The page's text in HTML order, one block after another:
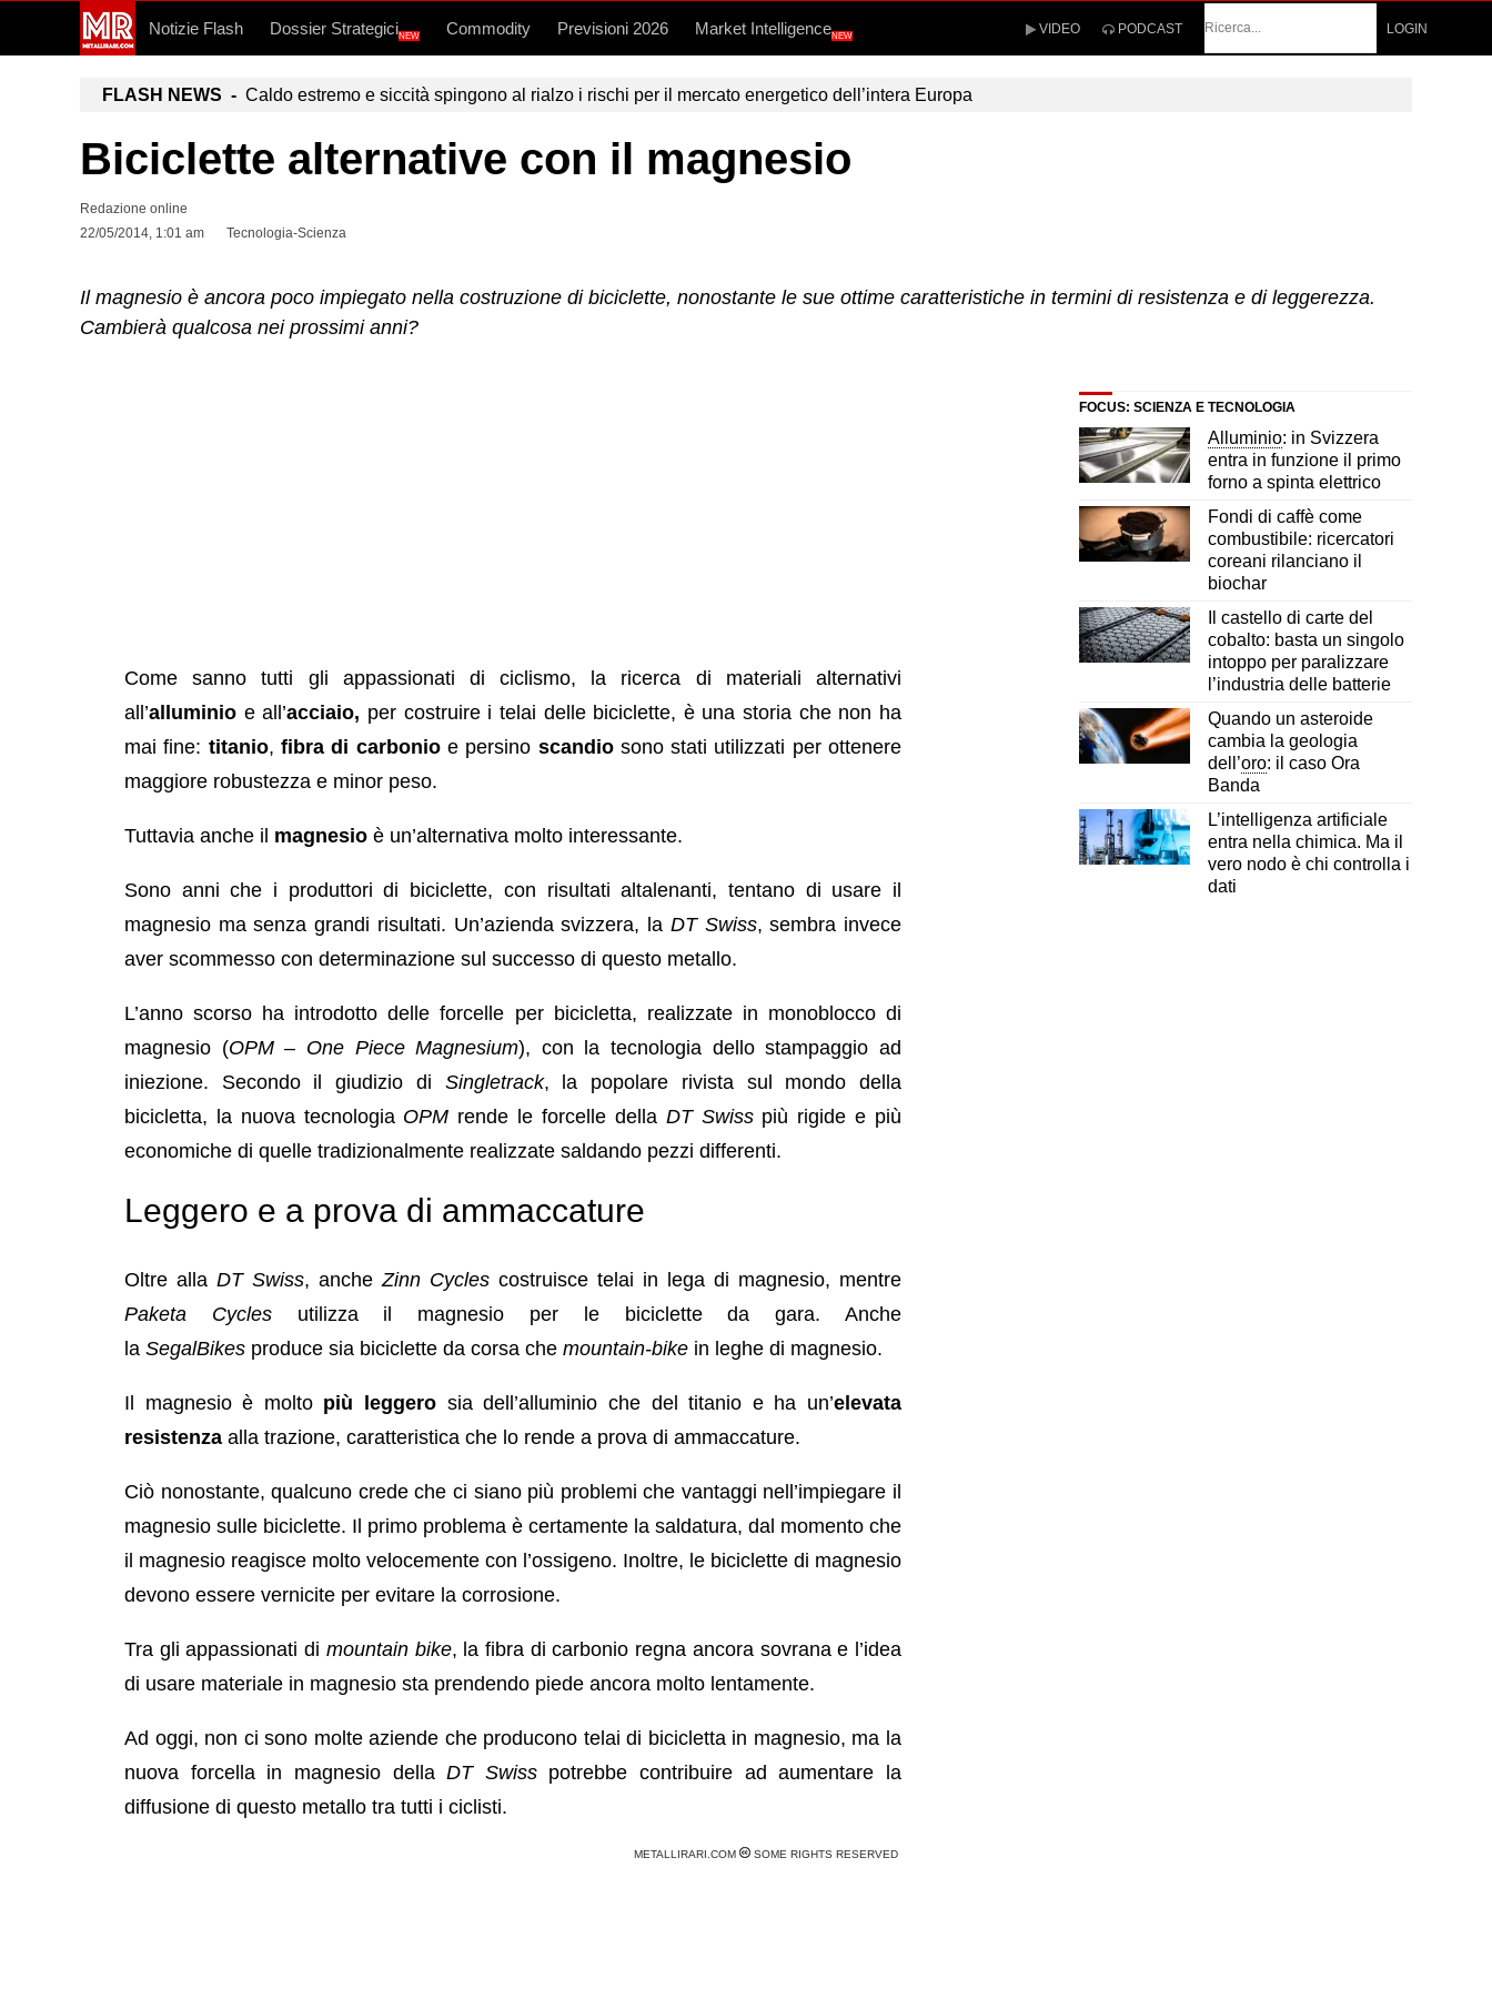
Notizie Flash Dossier StrategiciNEW Commodity Previsioni 2026 Market IntelligenceNEW VIDEO PODCAST
LOGIN
FLASH NEWS - Caldo estremo e siccità spingono al rialzo i rischi per il mercato energetico dell’intera Europa
Biciclette alternative con il magnesio
Redazione online
22/05/2014, 1:01 am
Tecnologia-Scienza
Il magnesio è ancora poco impiegato nella costruzione di biciclette, nonostante le sue ottime caratteristiche in termini di resistenza e di leggerezza.
Cambierà qualcosa nei prossimi anni?
Come sanno tutti gli appassionati di ciclismo, la ricerca di materiali alternativi
all’alluminio e all’acciaio, per costruire i telai delle biciclette, è una storia che non ha
mai fine: titanio, fibra di carbonioe persino scandiosono stati utilizzati per ottenere
maggiore robustezza e minor peso.
Tuttavia anche il magnesio è un’alternativa molto interessante.
Sono anni che i produttori di biciclette, con risultati altalenanti, tentano di usare il
magnesio ma senza grandi risultati. Un’azienda svizzera, la DT Swiss, sembra invece
aver scommesso con determinazione sul successo di questo metallo.
L’anno scorso ha introdotto delle forcelle per bicicletta, realizzate in monoblocco di
magnesio (OPM– One Piece Magnesium), con la tecnologia dello stampaggio ad
iniezione. Secondo il giudizio di Singletrack, la popolare rivista sul mondo della
bicicletta, la nuova tecnologia OPM rende le forcelle della DT Swisspiù rigide e più
economiche di quelle tradizionalmente realizzate saldando pezzi differenti.
Leggero e a prova di ammaccature
Oltre alla DT Swiss, anche Zinn Cycles costruisce telai in lega di magnesio, mentre
Paketa Cyclesutilizza il magnesio per le biciclette da gara. Anche
la SegalBikes produce sia biciclette da corsa che mountain-bike in leghe di magnesio.
Il magnesio è molto più leggero sia dell’alluminio che del titanio eha un’elevata
resistenza alla trazione, caratteristica che lo rende a prova di ammaccature.
Ciò nonostante, qualcuno crede che ci siano più problemi che vantaggi nell’impiegare il
magnesio sulle biciclette. Il primo problema è certamente la saldatura, dal momento che
il magnesio reagisce molto velocemente con l’ossigeno. Inoltre, le biciclette di magnesio
devono essere vernicite per evitare la corrosione.
Tra gli appassionati di mountain bike, la fibra di carbonio regna ancora sovrana e l’idea
di usare materiale in magnesio sta prendendo piede ancora molto lentamente.
Ad oggi, non ci sono molte aziende che producono telai di bicicletta in magnesio, ma la
nuova forcella in magnesio dellaDT Swiss potrebbe contribuire ad aumentare la
diffusione di questo metallo tra tutti i ciclisti.
METALLIRARI.COM SOME RIGHTS RESERVED
FOCUS: SCIENZA E TECNOLOGIA
Alluminio: in Svizzera
entra in funzione il primo
forno a spinta elettrico
Fondi di caffè come
combustibile: ricercatori
coreani rilanciano il
biochar
Il castello di carte del
cobalto: basta un singolo
intoppo per paralizzare
l’industria delle batterie
Quando un asteroide
cambia la geologia
dell’oro: il caso Ora
Banda
L’intelligenza artificiale
entra nella chimica. Ma il
vero nodo è chi controlla i
dati